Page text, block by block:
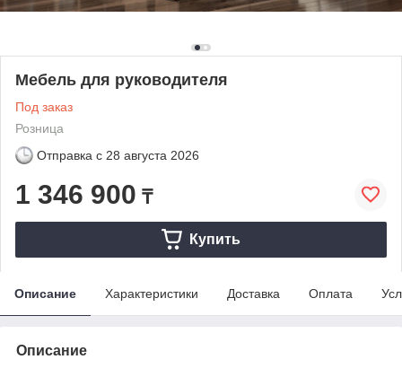
Мебель для руководителя
Под заказ
Розница
Отправка с 28 августа 2026
1 346 900 ₸
Купить
Описание Характеристики Доставка Оплата
Описание